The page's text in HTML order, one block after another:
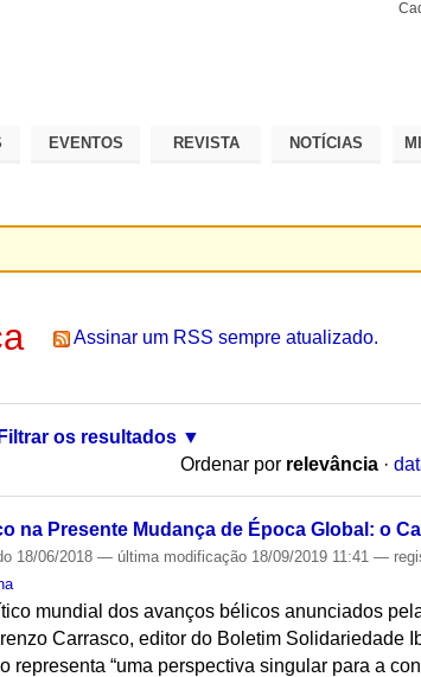
EVENTOS REVISTA NOTÍCIAS
Assinar um RSS sempre atualizado.
Filtrar os resultados
Ordenar por relevância ·
na Presente Mudança de Época Global: o
18/06/2018— última modificação 18/09/2019 11:41—
mundial dos avanços bélicos anunciados
Carrasco, editor do Boletim Solidariedade
representa “uma perspectiva singular para a